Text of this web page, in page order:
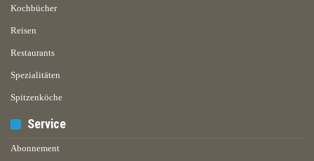
Kochbücher
Reisen
Restaurants
Spezialitäten
Spitzenköche
Service
Abonnement